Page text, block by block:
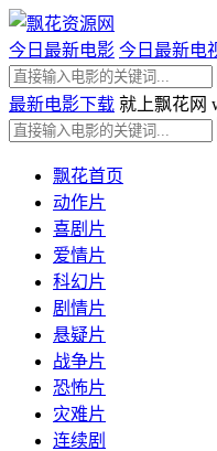
今日最新电影 今日最新电
最新电影下载 就上飘花网
飘花首页
动作片
喜剧片
爱情片
科幻片
剧情片
悬疑片
战争片
恐怖片
灾难片
连续剧